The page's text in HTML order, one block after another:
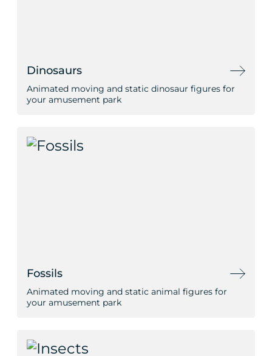
Dinosaurs
Animated moving and static dinosaur figures for
your amusement park
Fossils
Animated moving and static animal figures for
your amusement park